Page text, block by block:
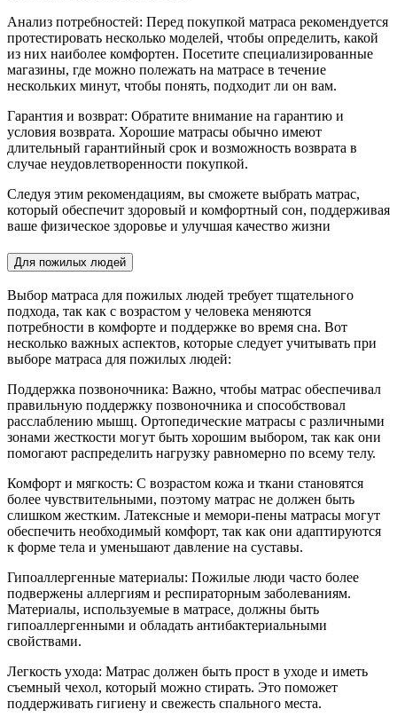
Анализ потребностей: Перед покупкой матраса рекомендуется
протестировать несколько моделей, чтобы определить, какой
из них наиболее комфортен. Посетите специализированные
магазины, где можно полежать на матрасе в течение
нескольких минут, чтобы понять, подходит ли он вам.
Гарантия и возврат: Обратите внимание на гарантию и
условия возврата. Хорошие матрасы обычно имеют
длительный гарантийный срок и возможность возврата в
случае неудовлетворенности покупкой.
Следуя этим рекомендациям, вы сможете выбрать матрас,
который обеспечит здоровый и комфортный сон, поддерживая
ваше физическое здоровье и улучшая качество жизни
Для пожилых людей
Выбор матраса для пожилых людей требует тщательного
подхода, так как с возрастом у человека меняются
потребности в комфорте и поддержке во время сна. Вот
несколько важных аспектов, которые следует учитывать при
выборе матраса для пожилых людей:
Поддержка позвоночника: Важно, чтобы матрас обеспечивал
правильную поддержку позвоночника и способствовал
расслаблению мышц. Ортопедические матрасы с различными
зонами жесткости могут быть хорошим выбором, так как они
помогают распределить нагрузку равномерно по всему телу.
Комфорт и мягкость: С возрастом кожа и ткани становятся
более чувствительными, поэтому матрас не должен быть
слишком жестким. Латексные и мемори-пены матрасы могут
обеспечить необходимый комфорт, так как они адаптируются
к форме тела и уменьшают давление на суставы.
Гипоаллергенные материалы: Пожилые люди часто более
подвержены аллергиям и респираторным заболеваниям.
Материалы, используемые в матрасе, должны быть
гипоаллергенными и обладать антибактериальными
свойствами.
Легкость ухода: Матрас должен быть прост в уходе и иметь
съемный чехол, который можно стирать. Это поможет
поддерживать гигиену и свежесть спального места.